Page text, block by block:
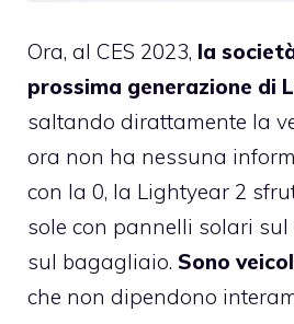
Ora, al CES 2023, la
prossima generazione di
saltando dirattamente la
ora non ha nessuna
con la 0, la Lightyear 2
sole con pannelli solari sul
sul bagagliaio. Sono
che non dipendono